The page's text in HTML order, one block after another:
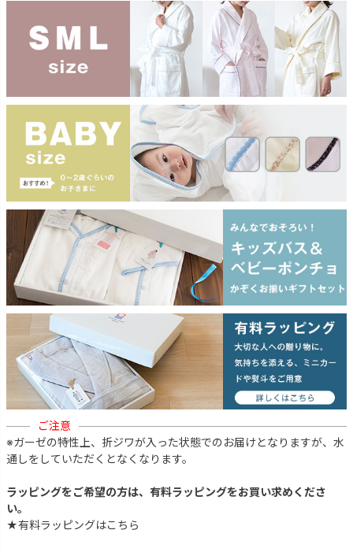
ご注意
※ガーゼの特性上、折ジワが入った状態でのお届けとなりますが、水
通しをしていただくとなくなります。
ラッピングをご希望の方は、有料ラッピングをお買い求めくださ
い。
★有料ラッピングはこちら